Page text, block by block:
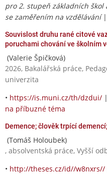
pro 2. stupeň základních škol
se zaměřením na vzdělávání|
Souvislost druhu rané citové
poruchami chování ve školním
(Valerie Špičková)
2026, Bakalářská práce,
univerzita
• https://is.muni.cz/th/dzdui/ |
na příbuzné téma
Demence; člověk trpící demencí;
(Tomáš Holoubek)
, absolventská práce, Vyšší
• http://theses.cz/id//w8nxrs//